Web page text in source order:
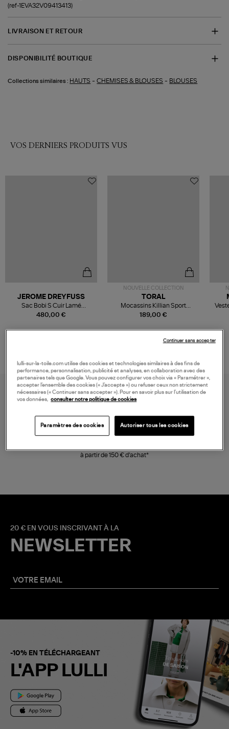
(ref-1EVA32V09413413)
LIVRAISON ET RETOUR
DISPONIBILITÉ BOUTIQUE
Collections similaires : HAUTS -CHEMISES & BLOUSES - BLOUSES
VOS DERNIERS PRODUITS VUS
480,00 €
JEROME DREYFUSS
Sac Bobi S Cuir Lamé
Champagne
NOUVELLE COLLECTION
189,00 €
TORAL
Mocassins Killian Sport
Mousse
à partir de 150 € d'achat*
20 € EN VOUS INSCRIVANT À LA
NEWSLETTER
-10% EN TÉLÉCHARGEANT
L'APP LULLI
lulli-sur-la-toile.com utilise des cookies et technologies similaires à des fins de
performance, personnalisation, publicité et analyses, en collaboration avec des
partenaires tels que Google. Vous pouvez configurer vos choix via « Paramétrer »,
accepter l’ensemble des cookies (« J’accepte ») ou refuser ceux non strictement
nécessaires (« Continuer sans accepter »). Pour en savoir plus sur l’utilisation de
vos données, consulter notre politique de cookies
Paramètres des cookies Autoriser tous les cookies
Continuer sans accepter